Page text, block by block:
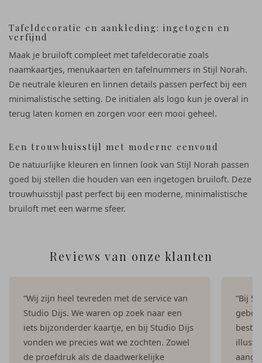
Tafeldecoratie en aankleding: ingetogen en
verfijnd
Maak je bruiloft compleet met tafeldecoratie zoals
naamkaartjes, menukaarten en tafelnummers in Stijl Norah.
De neutrale kleuren en linnen details passen perfect bij een
minimalistische setting. De initialen als logo kun je overal in
terug laten komen en zorgen voor een mooi geheel.
Een trouwhuisstijl met moderne eenvoud
De natuurlijke kleuren en linnen look van Stijl Norah passen
goed bij stellen die houden van een ingetogen bruiloft. Deze
trouwhuisstijl past perfect bij een moderne, minimalistische
bruiloft met een warme sfeer.
Reviews van onze klanten
“Wij zijn heel tevreden met de service van
Studio Dijs. We waren op zoek naar een
iets bijzonderder kaartje, en bij Studio Dijs
vonden we precies wat we zochten. Zowel
de proefdruk als de daadwerkelijke
“Bij